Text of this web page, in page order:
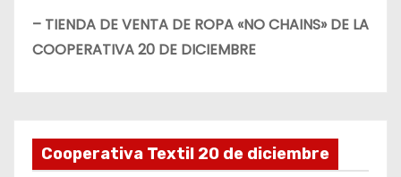
– TIENDA DE VENTA DE ROPA «NO CHAINS» DE LA
COOPERATIVA 20 DE DICIEMBRE
Cooperativa Textil 20 de diciembre